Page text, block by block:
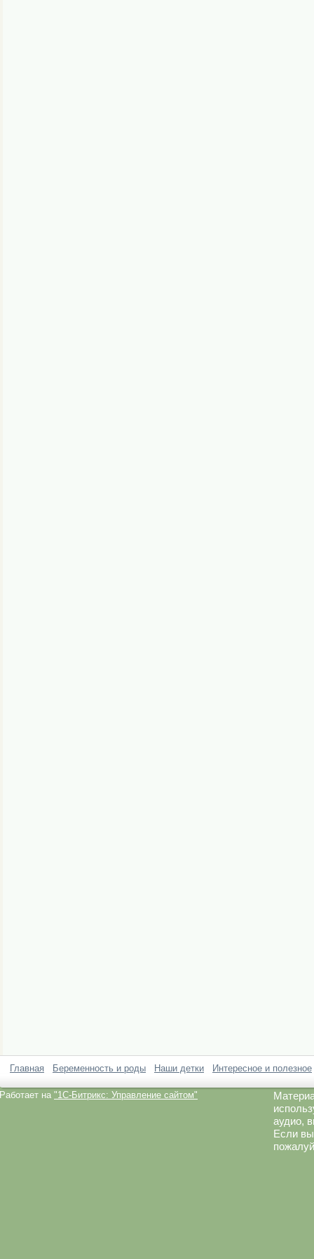
Главная Беременность и роды Наши детки Интересное и полезное
Работает на "1C-Битрикс: Управление сайтом"
аудио,
Если вы